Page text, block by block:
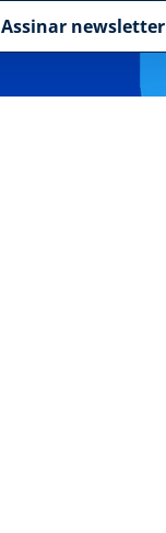
Assinar newsletter